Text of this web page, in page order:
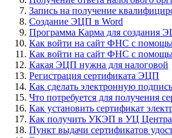
Запись на получение
Создание ЭЦП в Word
Программа Карма для создания
Как войти на сайт ФНС с
Как войти на сайт ФНС с
Какая ЭЦП нужна для налоговой
Регистрация сертификата ЭЦП
Как сделать электронную
Что потребуется для получения
Как установить сертификат
Как получить УКЭП в УЦ
Пункт выдачи сертификатов